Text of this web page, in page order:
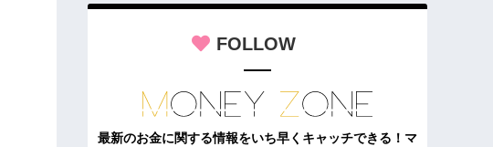
FOLLOW
最新のお金に関する情報をいち早くキャッチできる！マ